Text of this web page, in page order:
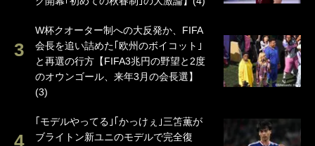
W杯クオーター制への大反発か、FIFA
会長を追い詰めた｢欧州のボイコット｣
と再選の行方【FIFA3兆円の野望と2度
のオウンゴール、来年3月の会長選】
(3)
｢モデルやってる｣｢かっけぇ｣三笘薫が
ブライトン新ユニのモデルで完全復